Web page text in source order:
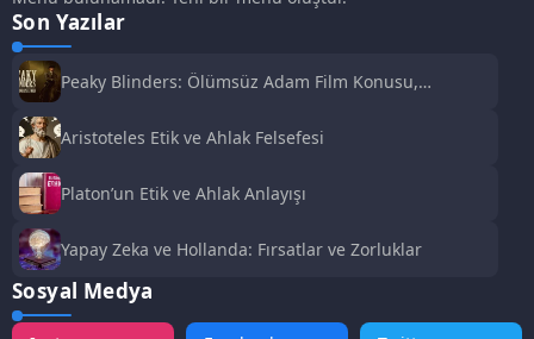
Son Yazılar
Peaky Blinders: Ölümsüz Adam Film Konusu,
Aristoteles Etik ve Ahlak Felsefesi
Platon’un Etik ve Ahlak Anlayışı
Yapay Zeka ve Hollanda: Fırsatlar ve Zorluklar
Sosyal Medya